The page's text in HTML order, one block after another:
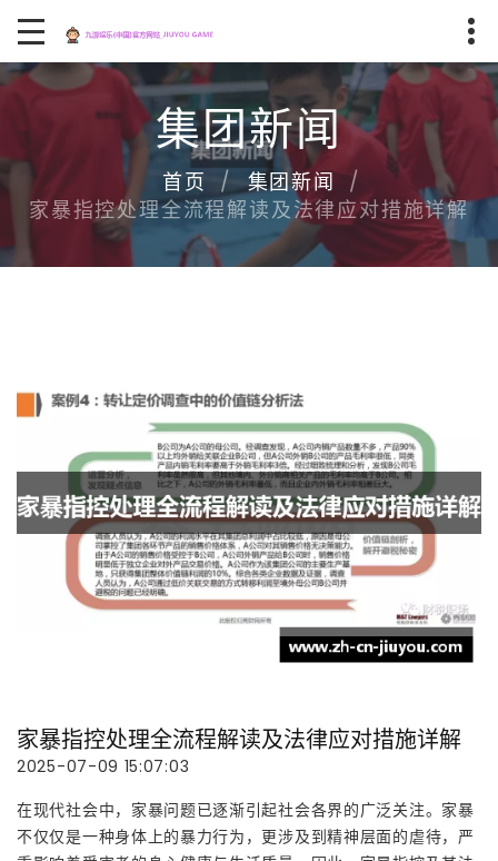
集团新闻
首页
集团新闻
家暴指控处理全流程解读及法律应对措施详解
家暴指控处理全流程解读及法律应对措施详解
2025-07-09 15:07:03
在现代社会中，家暴问题已逐渐引起社会各界的广泛关注。家暴
不仅仅是一种身体上的暴力行为，更涉及到精神层面的虐待，严